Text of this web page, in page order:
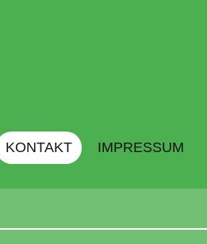
KONTAKT IMPRESSUM